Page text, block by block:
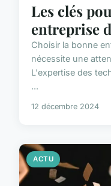
Les clés
entreprise
Choisir la bonne
nécessite une
L'expertise des
...
12 décembre 2024
ACTU